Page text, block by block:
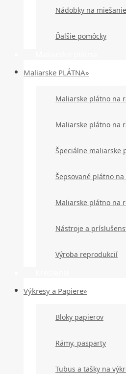
Nádobky na
Ďalšie pomôcky
Maliarske PLÁTNA»
Maliarske plátno na
Maliarske plátno na
Špeciálne maliarske
Šepsované plátno
Maliarske plátno na
Nástroje a
Výroba reprodukcií
Výkresy a Papiere»
Bloky papierov
Rámy, pasparty
Tubus a tašky na